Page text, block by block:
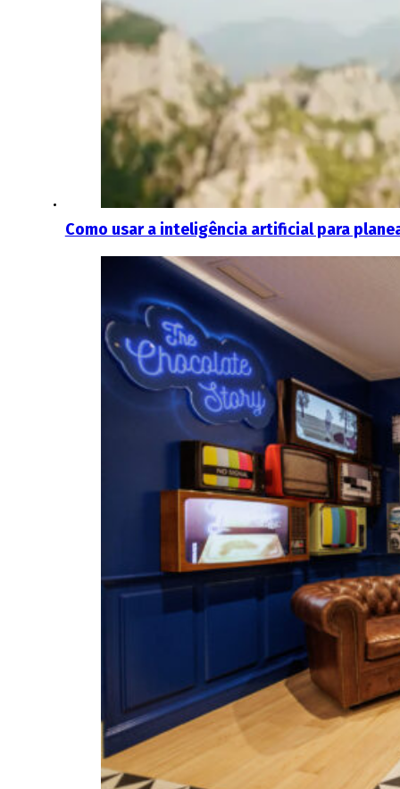
Como usar a inteligência artificial para